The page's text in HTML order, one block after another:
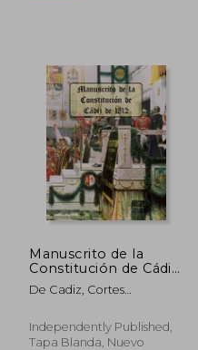
40%
dcto.
$ 40.86
$ 24.52
Manuscrito de la
Constitución de Cádiz
de 1812:
(Reproducción de la
De Cadiz, Cortes
Independently Published,
Tapa Blanda, Nuevo